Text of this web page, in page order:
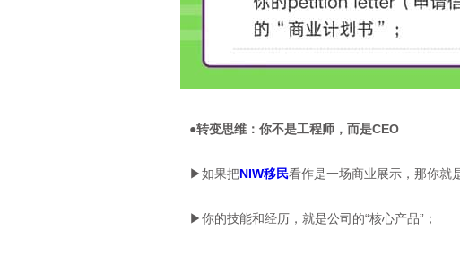
●转变思维：你不是工程师，而是CEO
▶如果把NIW移民看作是一场商业展示，那你就
▶你的技能和经历，就是公司的“核心产品”；